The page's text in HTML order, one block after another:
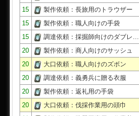
15
製作依頼：長旅用のトラウザー
15
製作依頼：職人向けの手袋
15
調達依頼：採掘師向けのダブレ…
20
製作依頼：商人向けのサッシュ
20
大口依頼：職人向けのズボン
20
調達依頼：義勇兵に贈る衣服
20
製作依頼：返礼用の手袋
20
大口依頼：伐採作業用の頭巾